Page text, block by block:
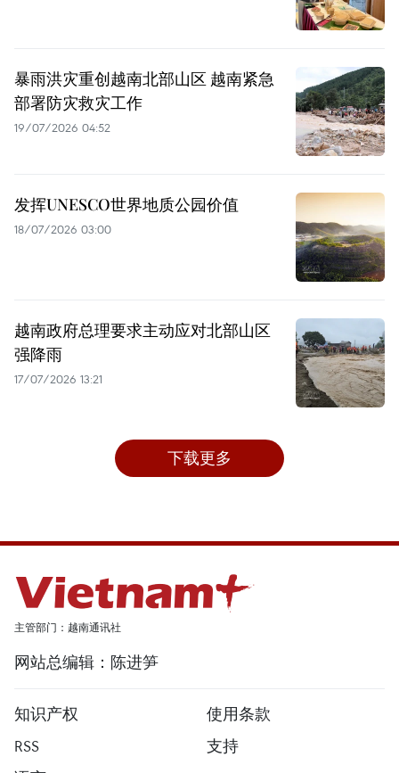
暴雨洪灾重创越南北部山区 越南紧急
部署防灾救灾工作
19/07/2026 04:52
发挥UNESCO世界地质公园价值
18/07/2026 03:00
越南政府总理要求主动应对北部山区
强降雨
17/07/2026 13:21
下载更多
主管部门：越南通讯社
网站总编辑：陈进笋
知识产权
使用条款
RSS
支持